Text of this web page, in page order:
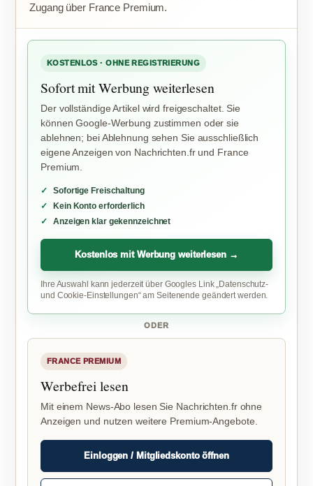
Zugang über France Premium.
KOSTENLOS · OHNE REGISTRIERUNG
Sofort mit Werbung weiterlesen
Der vollständige Artikel wird freigeschaltet. Sie
können Google-Werbung zustimmen oder sie
ablehnen; bei Ablehnung sehen Sie ausschließlich
eigene Anzeigen von Nachrichten.fr und France
Premium.
Sofortige Freischaltung
Kein Konto erforderlich
Anzeigen klar gekennzeichnet
Kostenlos mit Werbung weiterlesen →
Ihre Auswahl kann jederzeit über Googles Link „Datenschutz-
und Cookie-Einstellungen“ am Seitenende geändert werden.
ODER
FRANCE PREMIUM
Werbefrei lesen
Mit einem News-Abo lesen Sie Nachrichten.fr ohne
Anzeigen und nutzen weitere Premium-Angebote.
Einloggen / Mitgliedskonto öffnen